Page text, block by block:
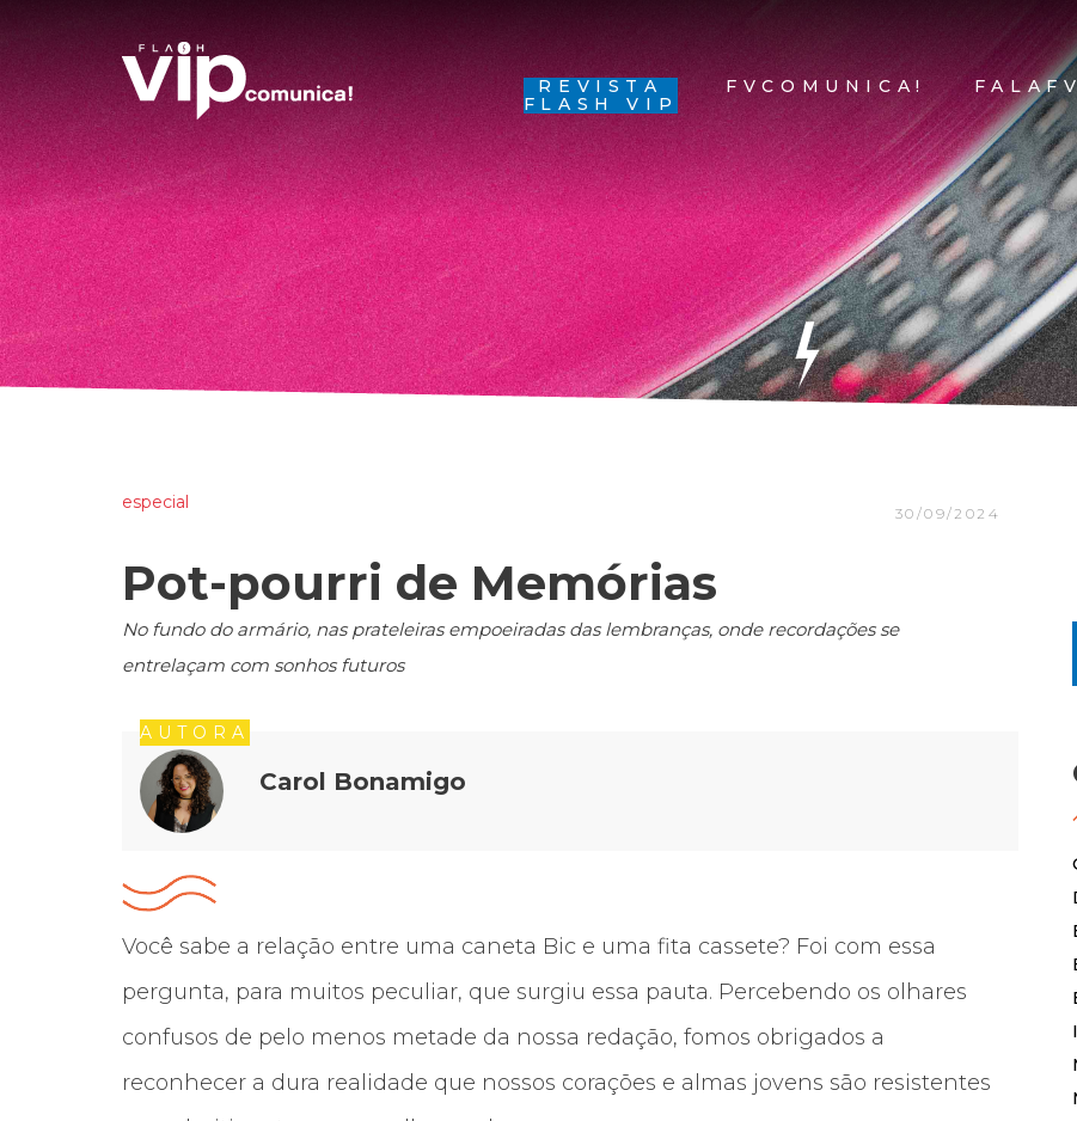
REVISTA
FLASH VIP
FVCOMUNICA!
especial
30/09/2024
Pot-pourri de Memórias
No fundo do armário, nas prateleiras empoeiradas das lembranças, onde recordações se
entrelaçam com sonhos futuros
AUTORA
Carol Bonamigo
Você sabe a relação entre uma caneta Bic e uma fita cassete? Foi com essa
pergunta, para muitos peculiar, que surgiu essa pauta. Percebendo os olhares
confusos de pelo menos metade da nossa redação, fomos obrigados a
reconhecer a dura realidade que nossos corações e almas jovens são resistentes